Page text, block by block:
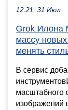
12:21, 31 Июл
Grok Илона
массу
менять
В сервис
масштабного
изображений